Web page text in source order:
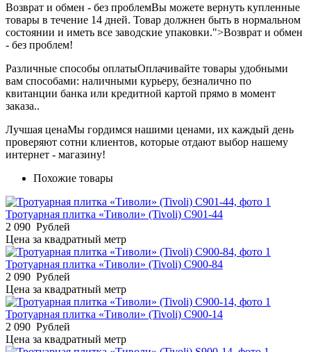
Возврат и обмен - без проблемВы можете вернуть купленные
товары в течение 14 дней. Товар должнен быть в нормальном
состоянии и иметь все заводские упаковки.">Возврат и обмен
- без проблем!
Различные способы оплатыОплачивайте товары удобными
вам способами: наличными курьеру, безналично по
квитанции банка или кредитной картой прямо в момент
заказа..
Лучшая ценаМы гордимся нашими ценами, их каждый день
проверяют сотни клиентов, которые отдают выбор нашему
интернет - магазину!
Похожие товары
Тротуарная плитка «Тиволи» (Tivoli) С901-44
2 090 Рублей
Цена за квадратный метр
Тротуарная плитка «Тиволи» (Tivoli) С900-84
2 090 Рублей
Цена за квадратный метр
Тротуарная плитка «Тиволи» (Tivoli) С900-14
2 090 Рублей
Цена за квадратный метр